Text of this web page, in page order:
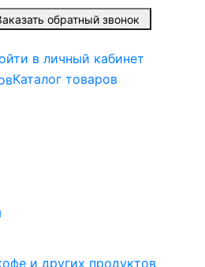
Заказать обратный звонок
в личный кабинет
Каталог товаров